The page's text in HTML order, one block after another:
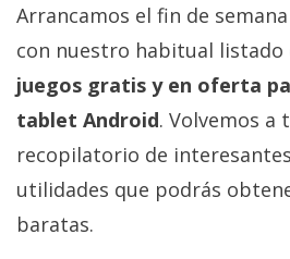
Arrancamos el fin de
con nuestro habitual listado
juegos gratis y en oferta
tablet Android. Volvemos a
recopilatorio de
utilidades que podrás
baratas.